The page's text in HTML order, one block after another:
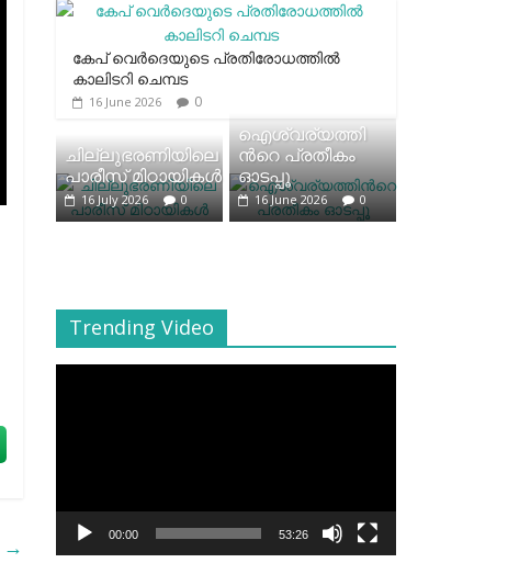
→
കേപ് വെര്‍ദെയുടെ പ്രതിരോധത്തില്‍
കാലിടറി ചെമ്പട
16 June 2026 0
ചില്ലുഭരണിയിലെ
പാരീസ് മിഠായികള്‍
16 July 2026 0
ഐശ്വര്യത്തി
ന്‍റെ പ്രതീകം
ഓടപ്പൂ
16 June 2026 0
Trending Video
00:00 53:26